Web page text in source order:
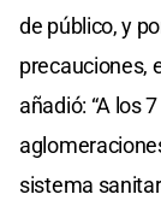
de público, y
precauciones,
añadió: “A los
sistema